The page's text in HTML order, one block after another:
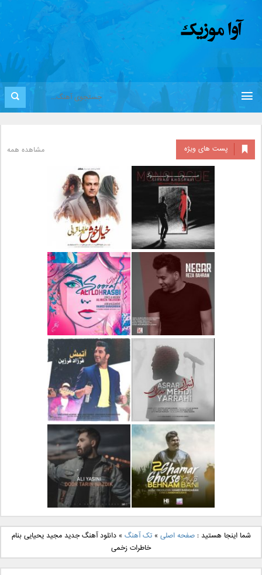
پست های ویژه مشاهده همه
دانلود آلبوم جدید سیروان
خسروی بنام مونولوگ
دانلود آهنگ جدید علیرضا
قربانی بنام خیال خوش
دانلود آهنگ جدید رضا
بهرام بنام نگار
دانلود آهنگ جدید علی
لهراسبی بنام صورت
دانلود آهنگ جدید مهدی
یراحی بنام اسرار
دانلود آهنگ جدید فرزاد
فرزین بنام آتیش
دانلود آهنگ جدید بهنام
بانی بنام قرص قمر 2
دانلود آهنگ جدید علی
یاسینی بنام دورترین نزدیک
شما اینجا هستید :صفحه اصلی »تک آهنگ »دانلود آهنگ جدید مجید یحیایی بنام
خاطرات زخمی